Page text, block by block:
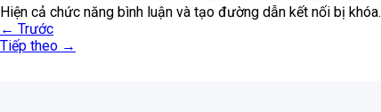
Hiện cả chức năng bình luận và tạo đường dẫn kết nối bị khóa.
← Trước
Tiếp theo →